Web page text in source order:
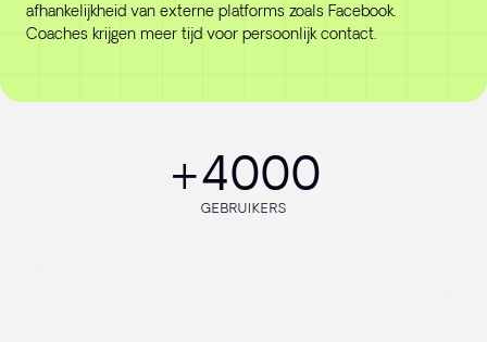
afhankelijkheid van externe platforms zoals Facebook.
Coaches krijgen meer tijd voor persoonlijk contact.
+4000
GEBRUIKERS